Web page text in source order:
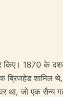
किए। 1870
शामिल
था, जो एक